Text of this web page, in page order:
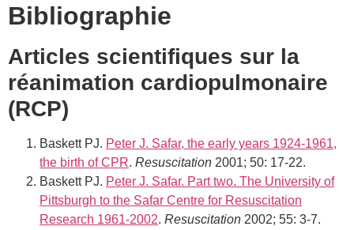
Bibliographie
Articles scientifiques sur la
réanimation cardiopulmonaire
(RCP)
Baskett PJ. Peter J. Safar, the early years 1924-1961,
the birth of CPR. Resuscitation 2001; 50: 17-22.
Baskett PJ. Peter J. Safar. Part two. The University of
Pittsburgh to the Safar Centre for Resuscitation
Research 1961-2002. Resuscitation 2002; 55: 3-7.